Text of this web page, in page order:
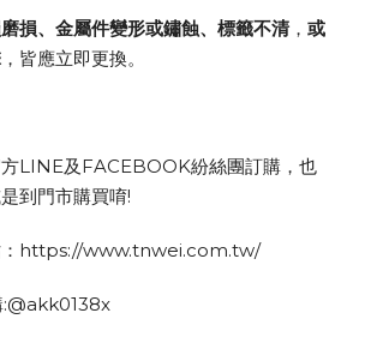
損、金屬件變形或鏽蝕、標籤不清， 或
，皆應立即更換。
LINE及FACEBOOK紛絲團訂購，也
到門市購買唷!
：https://www.tnwei.com.tw/